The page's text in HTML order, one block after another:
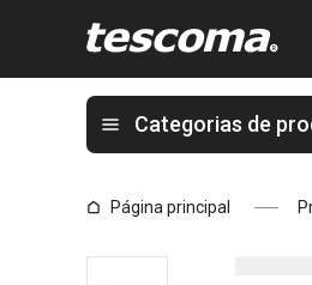
Categorias de
Página principal